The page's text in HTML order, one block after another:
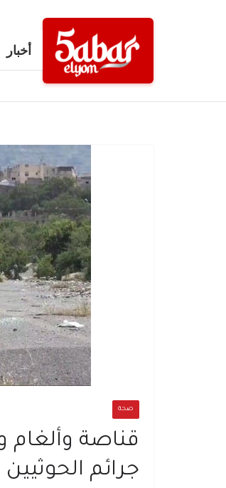
أخبار
صحة
قناصة
جرائم